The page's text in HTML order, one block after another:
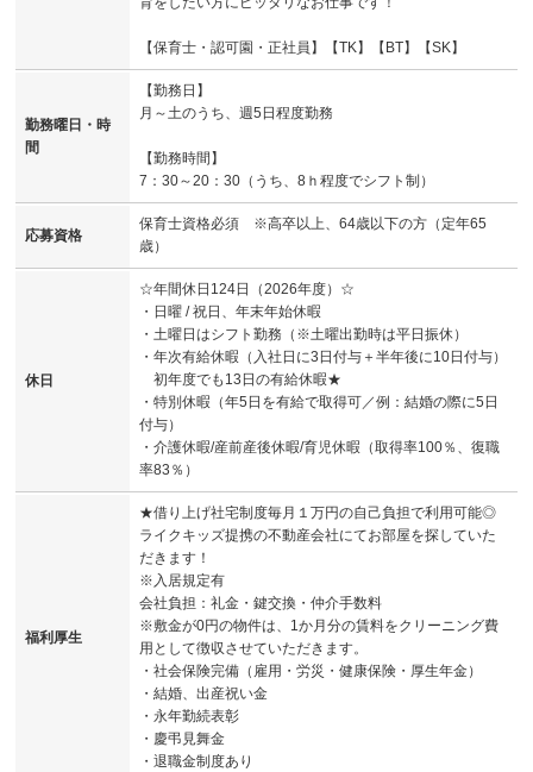
【保育士・認可園・正社員】【TK】【BT】【SK】
勤務曜日・時
間
【勤務日】
月～土のうち、週5日程度勤務
【勤務時間】
7：30～20：30（うち、8ｈ程度でシフト制）
応募資格
保育士資格必須 ※高卒以上、64歳以下の方（定年65
歳）
休日
☆年間休日124日（2026年度）☆
・日曜 / 祝日、年末年始休暇
・土曜日はシフト勤務（※土曜出勤時は平日振休）
・年次有給休暇（入社日に3日付与＋半年後に10日付与）
初年度でも13日の有給休暇★
・特別休暇（年5日を有給で取得可／例：結婚の際に5日
付与）
・介護休暇/産前産後休暇/育児休暇（取得率100％、復職
率83％）
福利厚生
★借り上げ社宅制度毎月１万円の自己負担で利用可能◎
ライクキッズ提携の不動産会社にてお部屋を探していた
だきます！
※入居規定有
会社負担：礼金・鍵交換・仲介手数料
※敷金が0円の物件は、1か月分の賃料をクリーニング費
用として徴収させていただきます。
・社会保険完備（雇用・労災・健康保険・厚生年金）
・結婚、出産祝い金
・永年勤続表彰
・慶弔見舞金
・退職金制度あり